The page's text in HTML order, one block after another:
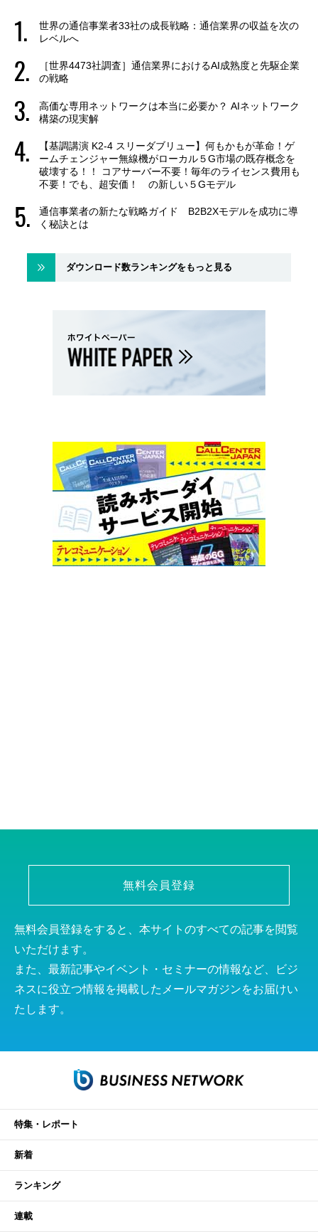
世界の通信事業者33社の成長戦略：通信業界の収益を次の
レベルへ
［世界4473社調査］通信業界におけるAI成熟度と先駆企業
の戦略
高価な専用ネットワークは本当に必要か？ AIネットワーク
構築の現実解
【基調講演 K2-4 スリーダブリュー】何もかもが革命！ゲ
ームチェンジャー無線機がローカル５G市場の既存概念を
破壊する！！ コアサーバー不要！毎年のライセンス費用も
不要！でも、超安価！ の新しい５Gモデル
通信事業者の新たな戦略ガイド B2B2Xモデルを成功に導
く秘訣とは
ダウンロード数ランキングをもっと見る
無料会員登録
無料会員登録をすると、本サイトのすべての記事を閲覧
いただけます。
また、最新記事やイベント・セミナーの情報など、ビジ
ネスに役立つ情報を掲載したメールマガジンをお届けい
たします。
特集・レポート
新着
ランキング
連載